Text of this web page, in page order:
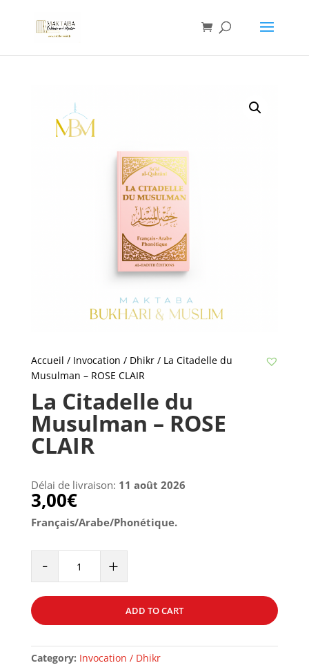
Accueil / Invocation / Dhikr/ La Citadelle du
Musulman – ROSE CLAIR
La Citadelle du
Musulman – ROSE
CLAIR
Délai de livraison: 11 août 2026
3,00€
Français/Arabe/Phonétique.
-
Musulman
-
CLAIR
quantity
+
ADD TO CART
Category: Invocation / Dhikr